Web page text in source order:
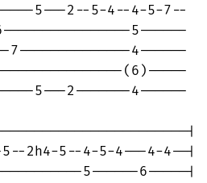
5---2--5-4--4-5-7--
5------
7--------------4------
(6)-----
5---2-------4------
|
2h4-5--4-5-4---4-4--|
5------6-----|